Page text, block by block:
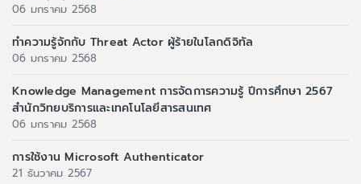
06 มกราคม 2568
ทำความรู้จักกับ Threat Actor ผู้ร้ายในโลกดิจิทัล
06 มกราคม 2568
Knowledge Management การจัดการความรู้ ปีการศึกษา 2567
สำนักวิทยบริการและเทคโนโลยีสารสนเทศ
06 มกราคม 2568
การใช้งาน Microsoft Authenticator
21 ธันวาคม 2567